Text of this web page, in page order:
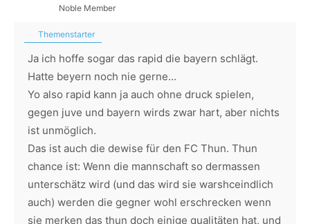
Noble Member
Themenstarter
Ja ich hoffe sogar das rapid die bayern schlägt.
Hatte beyern noch nie gerne...
Yo also rapid kann ja auch ohne druck spielen,
gegen juve und bayern wirds zwar hart, aber nichts
ist unmöglich.
Das ist auch die dewise für den FC Thun. Thun
chance ist: Wenn die mannschaft so dermassen
unterschätz wird (und das wird sie warshceindlich
auch) werden die gegner wohl erschrecken wenn
sie merken das thun doch einige qualitäten hat, und